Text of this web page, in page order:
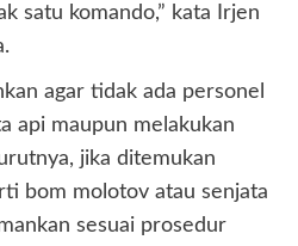
satu komando,” kata Irjen
agar tidak ada personel
api maupun melakukan
jika ditemukan
bom molotov atau senjata
sesuai prosedur